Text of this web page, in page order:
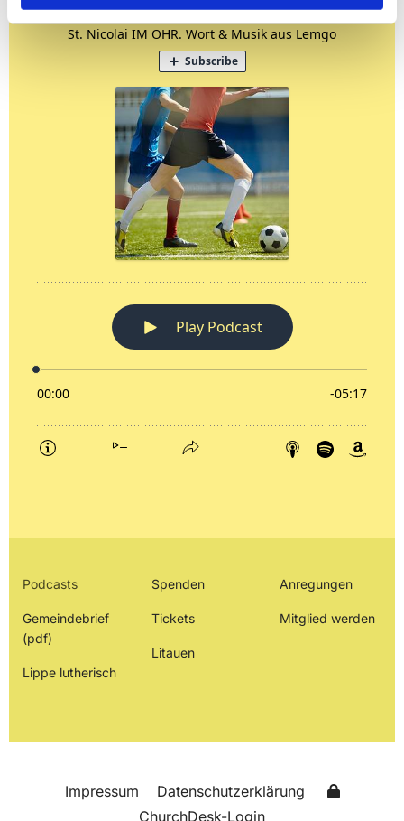
Podcasts
Gemeindebrief
(pdf)
Lippe lutherisch
Spenden
Tickets
Litauen
Anregungen
Mitglied werden
Impressum
Datenschutzerklärung
ChurchDesk-Login